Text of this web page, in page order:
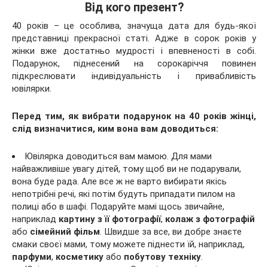
Від кого презент?
40 років – це особлива, значуща дата для будь-якої
представниці прекрасної статі. Адже в сорок років у
жінки вже достатньо мудрості і впевненості в собі.
Подарунок, піднесений на сорокаріччя повинен
підкреслювати індивідуальність і привабливість
ювілярки.
Перед тим, як вибрати подарунок на 40 років жінці,
слід визначитися, ким вона вам доводиться:
Ювілярка доводиться вам мамою. Для мами
найважливіше увагу дітей, тому щоб ви не подарували,
вона буде рада. Але все ж не варто вибирати якісь
непотрібні речі, які потім будуть припадати пилом на
полиці або в шафі. Подаруйте мамі щось звичайне,
наприклад картину з її фотографії, колаж з фотографій
або сімейний фільм. Швидше за все, ви добре знаєте
смаки своєї мами, тому можете піднести їй, наприклад,
парфуми, косметику або побутову техніку.